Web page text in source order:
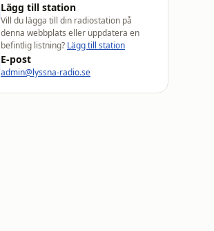
Lägg till station
Vill du lägga till din radiostation på
denna webbplats eller uppdatera en
befintlig listning? Lägg till station
E-post
admin@lyssna-radio.se